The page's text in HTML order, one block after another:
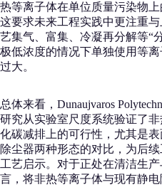
热等离子体在单位质量污染物
这要求未来工程实践中更注重
艺集气、富集、冷凝再分解等“
极低浓度的情况下单独使用等
过大。
总体来看，Dunaujvaros
研究从实验室尺度系统验证了
化碳减排上的可行性，尤其是
除尘器两种形态的对比，为后
工艺启示。对于正处在清洁生
言，将非热等离子体与现有静